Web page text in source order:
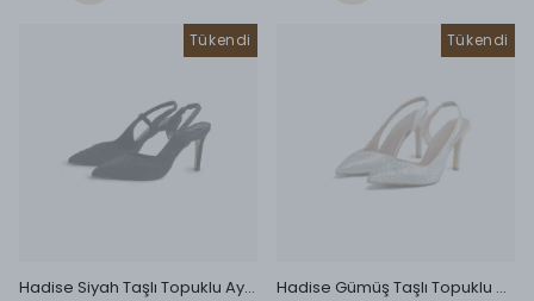
Tükendi
Hadise Siyah Taşlı Topuklu Ayakkabı Siyah
Tükendi
Hadise Gümüş Taşlı Topuklu Ayakkabı Gümüş